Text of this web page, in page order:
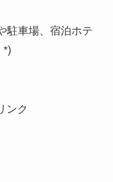
駐車場、宿泊ホテ
*)
ンク